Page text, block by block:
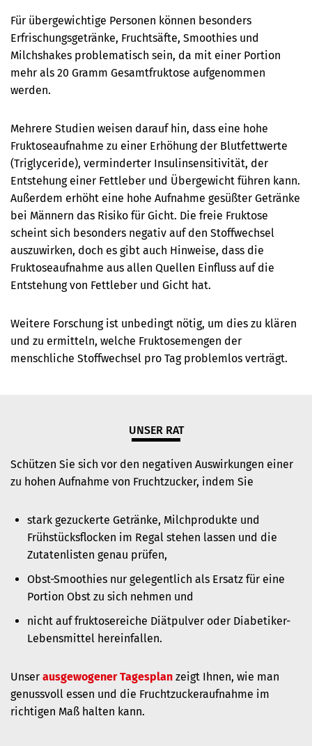
Für übergewichtige Personen können besonders
Erfrischungsgetränke, Fruchtsäfte, Smoothies und
Milchshakes problematisch sein, da mit einer Portion
mehr als 20 Gramm Gesamtfruktose aufgenommen
werden.
Mehrere Studien weisen darauf hin, dass eine hohe
Fruktoseaufnahme zu einer Erhöhung der Blutfettwerte
(Triglyceride), verminderter Insulinsensitivität, der
Entstehung einer Fettleber und Übergewicht führen kann.
Außerdem erhöht eine hohe Aufnahme gesüßter Getränke
bei Männern das Risiko für Gicht. Die freie Fruktose
scheint sich besonders negativ auf den Stoffwechsel
auszuwirken, doch es gibt auch Hinweise, dass die
Fruktoseaufnahme aus allen Quellen Einfluss auf die
Entstehung von Fettleber und Gicht hat.
Weitere Forschung ist unbedingt nötig, um dies zu klären
und zu ermitteln, welche Fruktosemengen der
menschliche Stoffwechsel pro Tag problemlos verträgt.
UNSER RAT
Schützen Sie sich vor den negativen Auswirkungen einer
zu hohen Aufnahme von Fruchtzucker, indem Sie
stark gezuckerte Getränke, Milchprodukte und
Frühstücksflocken im Regal stehen lassen und die
Zutatenlisten genau prüfen,
Obst-Smoothies nur gelegentlich als Ersatz für eine
Portion Obst zu sich nehmen und
nicht auf fruktosereiche Diätpulver oder Diabetiker-
Lebensmittel hereinfallen.
Unser ausgewogener Tagesplan zeigt Ihnen, wie man
genussvoll essen und die Fruchtzuckeraufnahme im
richtigen Maß halten kann.